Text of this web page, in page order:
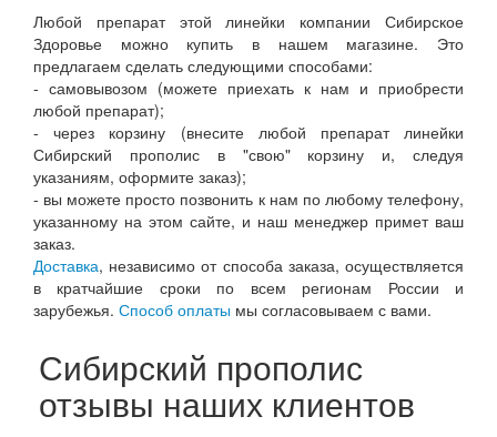
Любой препарат этой линейки компании Сибирское
Здоровье можно купить в нашем магазине. Это
предлагаем сделать следующими способами:
- самовывозом (можете приехать к нам и приобрести
любой препарат);
- через корзину (внесите любой препарат линейки
Сибирский прополис в "свою" корзину и, следуя
указаниям, оформите заказ);
- вы можете просто позвонить к нам по любому телефону,
указанному на этом сайте, и наш менеджер примет ваш
заказ.
Доставка, независимо от способа заказа, осуществляется
в кратчайшие сроки по всем регионам России и
зарубежья. Способ оплаты мы согласовываем с вами.
Сибирский прополис
отзывы наших клиентов